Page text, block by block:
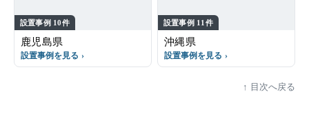
設置事例 10件
鹿児島県
設置事例を見る
設置事例 11件
沖縄県
設置事例を見る
目次へ戻る